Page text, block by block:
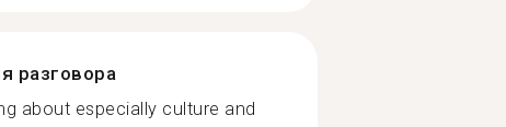
разговора
about especially culture and